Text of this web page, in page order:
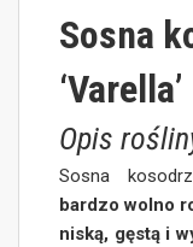
Sosna
Opis
Sosna
bardzo wolno
niską, gęstą i